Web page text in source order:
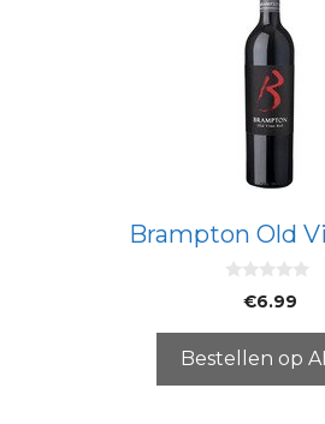
Brampton Old
5
€6.99
Bestellen op